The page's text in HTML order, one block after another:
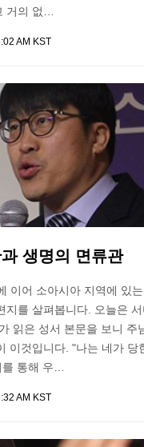
거의 없…
AM KST
생명의 면류관
이어 소아시아 지역에 있
지를 살펴봅니다. 오늘은
읽은 성서 본문을 보니 주
이것입니다. "나는 네가 당
를 통해 우…
AM KST